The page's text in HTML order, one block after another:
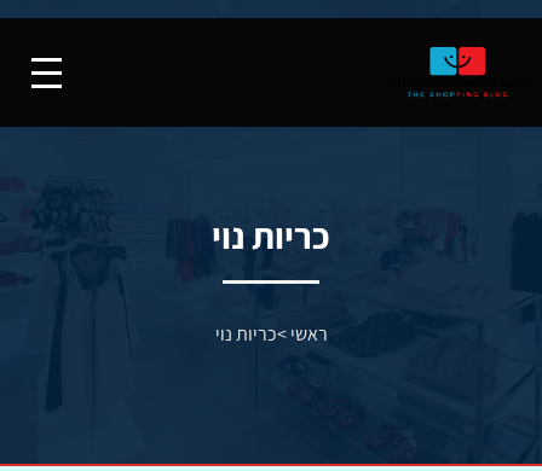
כריות נוי
ראשי>כריות נוי